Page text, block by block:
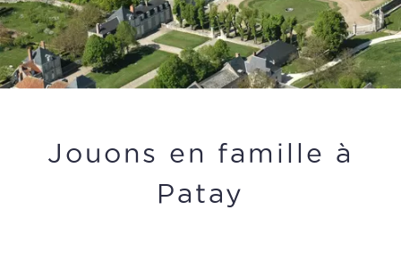
Jouons en famille à
Patay